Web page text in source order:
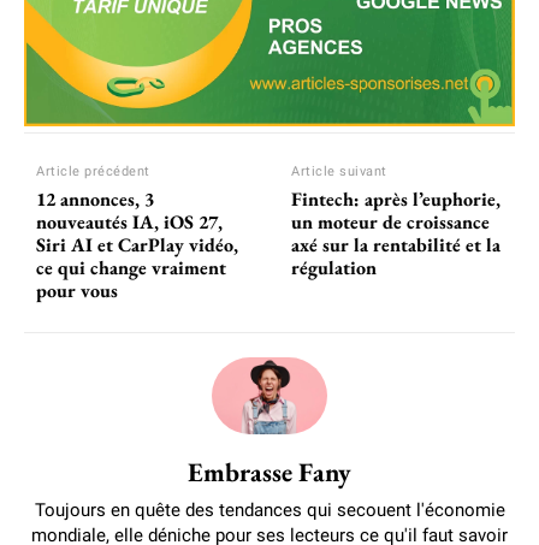
Article précédent
12 annonces, 3
nouveautés IA, iOS 27,
Siri AI et CarPlay vidéo,
ce qui change vraiment
pour vous
Article suivant
Fintech: après l’euphorie,
un moteur de croissance
axé sur la rentabilité et la
régulation
Embrasse Fany
Toujours en quête des tendances qui secouent l'économie
mondiale, elle déniche pour ses lecteurs ce qu'il faut savoir